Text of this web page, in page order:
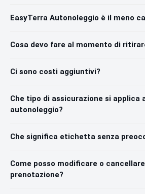
EasyTerra Autonoleggio è il meno
Cosa devo fare al momento di
Ci sono costi aggiuntivi?
Che tipo di assicurazione si applica
autonoleggio?
Che significa etichetta senza
Come posso modificare o
prenotazione?